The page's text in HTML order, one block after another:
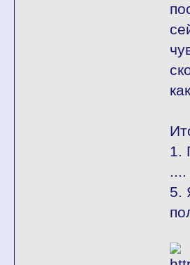
1.
....
5.